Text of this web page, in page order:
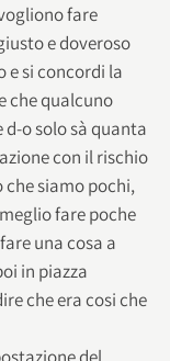
fare
e doveroso
si concordi la
che qualcuno
o solo sà quanta
con il rischio
siamo pochi,
fare poche
una cosa a
in piazza
che era cosi che
del